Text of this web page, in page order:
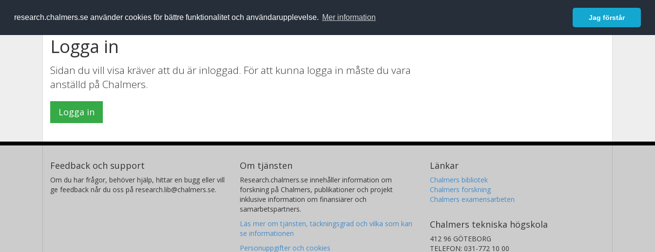
research.chalmers.se använder cookies för bättre funktionalitet och användarupplevelse. Mer information Jag förstår
RESEARCH.chalmers.se Logga in
Logga in
Sidan du vill visa kräver att du är inloggad. För att kunna logga in måste du vara
anställd på Chalmers.
Logga in
Feedback och support
Om du har frågor, behöver hjälp, hittar en bugg eller vill
ge feedback når du oss på research.lib@chalmers.se.
Om tjänsten
Research.chalmers.se innehåller information om
forskning på Chalmers, publikationer och projekt
inklusive information om finansiärer och
samarbetspartners.
Läs mer om tjänsten, täckningsgrad och vilka som kan
se informationen
Personuppgifter och cookies
Länkar
Chalmers bibliotek
Chalmers forskning
Chalmers examensarbeten
Chalmers tekniska högskola
412 96 GÖTEBORG
TELEFON: 031-772 10 00